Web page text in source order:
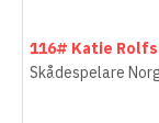
116# Katie
Skådespelare